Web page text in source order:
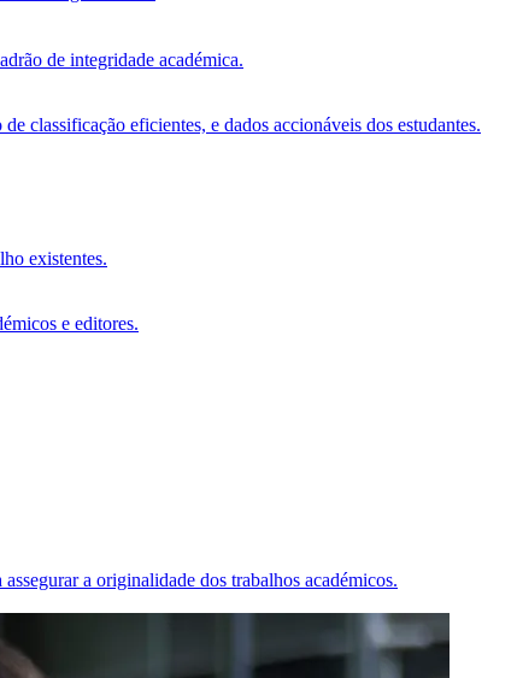
de integridade académica.
classificação eficientes, e dados accionáveis dos estudantes.
existentes.
e editores.
a originalidade dos trabalhos académicos.